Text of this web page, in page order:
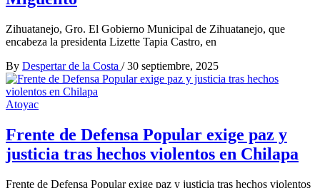
Zihuatanejo, Gro. El Gobierno Municipal de Zihuatanejo, que
encabeza la presidenta Lizette Tapia Castro, en
By Despertar de la Costa / 30 septiembre, 2025
Atoyac
Frente de Defensa Popular exige paz y
justicia tras hechos violentos en Chilapa
Frente de Defensa Popular exige paz y justicia tras hechos violentos